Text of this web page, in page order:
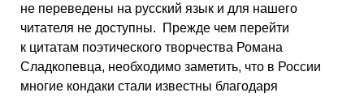
не переведены на русский язык и для нашего
читателя не доступны. Прежде чем перейти
к цитатам поэтического творчества Романа
Сладкопевца, необходимо заметить, что в России
многие кондаки стали известны благодаря